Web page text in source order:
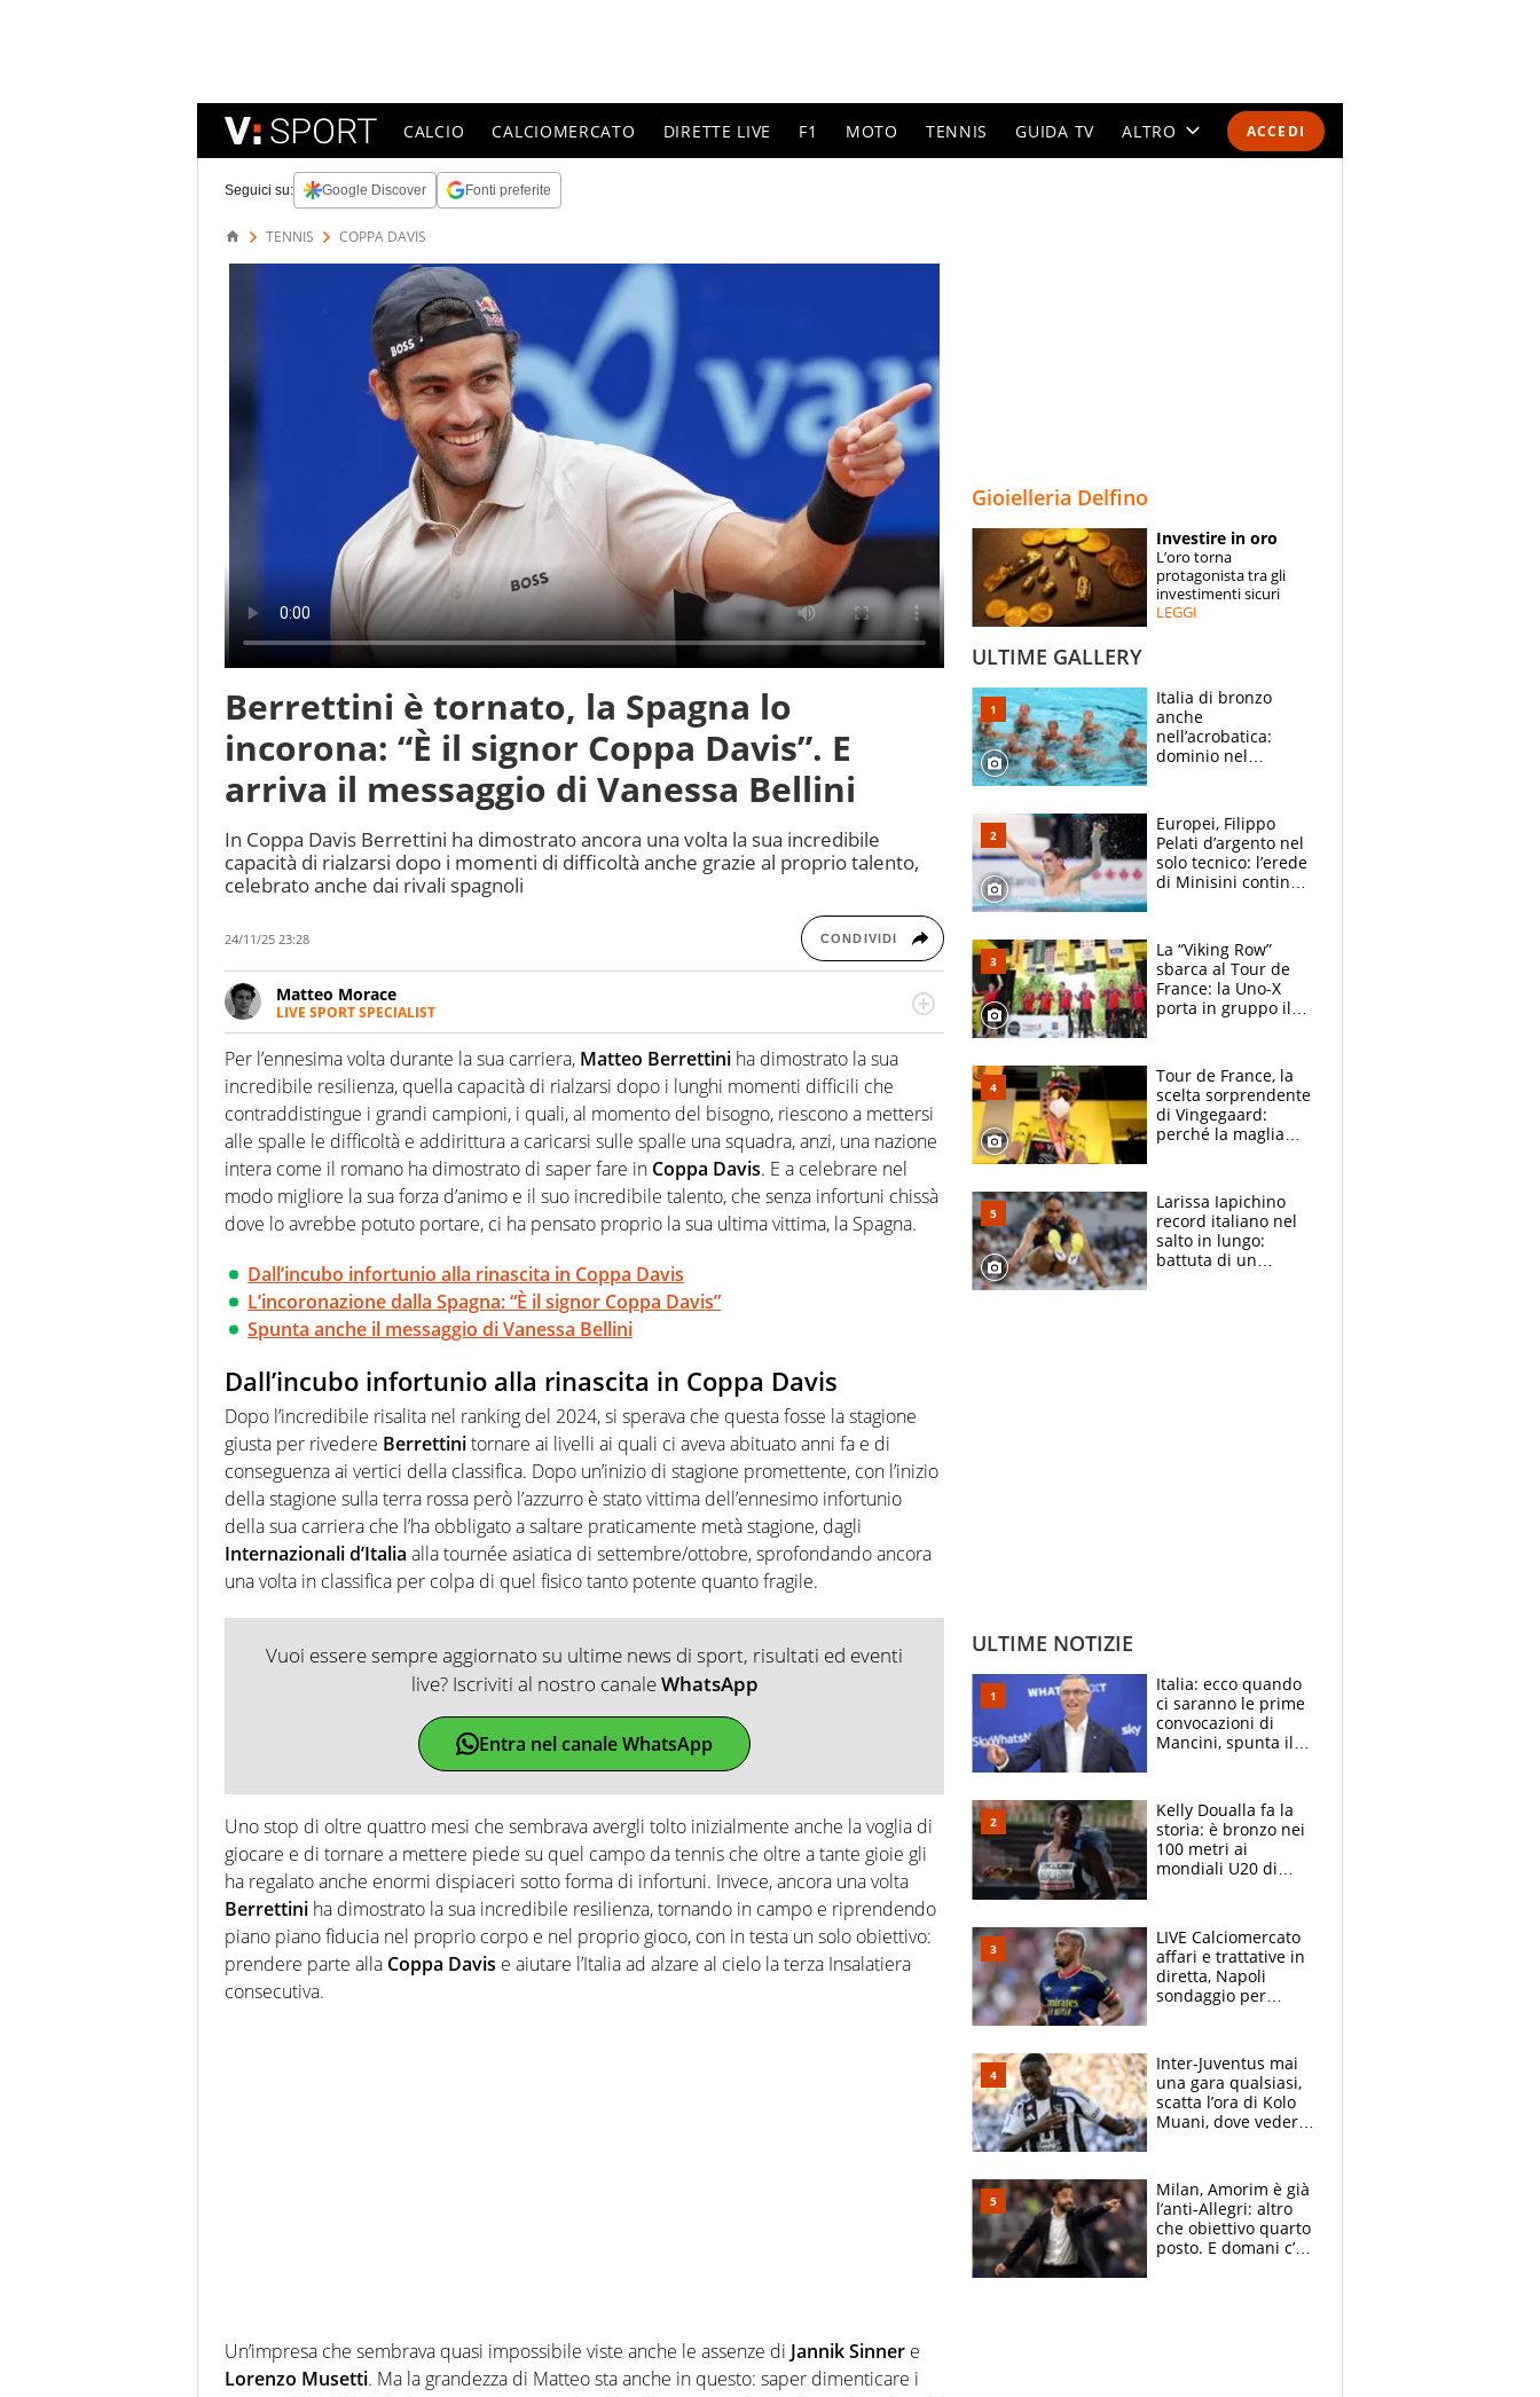
ACCEDI
CALCIO CALCIOMERCATO DIRETTE LIVE F1 MOTO TENNIS GUIDA TV ALTRO
SPECIALI
ESPERTI
Seguici su: Google Discover Fonti preferite
TENNIS COPPA DAVIS
Berrettini è tornato, la Spagna lo
incorona: “È il signor Coppa Davis”. E
arriva il messaggio di Vanessa Bellini
In Coppa Davis Berrettini ha dimostrato ancora una volta la sua incredibile
capacità di rialzarsi dopo i momenti di difficoltà anche grazie al proprio talento,
celebrato anche dai rivali spagnoli
24/11/25 23:28 CONDIVIDI
Matteo Morace
LIVE SPORT SPECIALIST
La multimedialità quale approccio personale e professionale. Ama raccontare lo sport
focalizzando ogni attenzione sul tempo reale: la verità della dirette non sono opinioni
ma fatti
Per l’ennesima volta durante la sua carriera, Matteo Berrettini ha dimostrato la sua
incredibile resilienza, quella capacità di rialzarsi dopo i lunghi momenti difficili che
contraddistingue i grandi campioni, i quali, al momento del bisogno, riescono a mettersi
alle spalle le difficoltà e addirittura a caricarsi sulle spalle una squadra, anzi, una nazione
intera come il romano ha dimostrato di saper fare in Coppa Davis. E a celebrare nel
modo migliore la sua forza d’animo e il suo incredibile talento, che senza infortuni chissà
dove lo avrebbe potuto portare, ci ha pensato proprio la sua ultima vittima, la Spagna.
Dall’incubo infortunio alla rinascita in Coppa Davis
L’incoronazione dalla Spagna: “È il signor Coppa Davis”
Spunta anche il messaggio di Vanessa Bellini
Dall’incubo infortunio alla rinascita in Coppa Davis
Dopo l’incredibile risalita nel ranking del 2024, si sperava che questa fosse la stagione
giusta per rivedere Berrettinitornare ai livelli ai quali ci aveva abituato anni fa e di
conseguenza ai vertici della classifica. Dopo un’inizio di stagione promettente, con l’inizio
della stagione sulla terra rossa però l’azzurro è stato vittima dell’ennesimo infortunio
della sua carriera che l’ha obbligato a saltare praticamente metà stagione, dagli
Internazionali d’Italia alla tournée asiatica di settembre/ottobre, sprofondando ancora
una volta in classifica per colpa di quel fisico tanto potente quanto fragile.
Vuoi essere sempre aggiornato su ultime news di sport, risultati ed eventi
live? Iscriviti al nostro canaleWhatsApp
Entra nel canale WhatsApp
Uno stop di oltre quattro mesi che sembrava avergli tolto inizialmente anche la voglia di
giocare e di tornare a mettere piede su quel campo da tennis che oltre a tante gioie gli
ha regalato anche enormi dispiaceri sotto forma di infortuni. Invece, ancora una volta
Berrettini ha dimostrato la sua incredibile resilienza, tornando in campo e riprendendo
piano piano fiducia nel proprio corpo e nel proprio gioco, con in testa un solo obiettivo:
prendere parte alla Coppa Davis e aiutare l’Italia ad alzare al cielo la terza Insalatiera
consecutiva.
Un’impresa che sembrava quasi impossibile viste anche le assenze di Jannik Sinner e
Lorenzo Musetti. Ma la grandezza di Matteo sta anche in questo: saper dimenticare i
Gioielleria Delfino
Investire in oro
L’oro torna
protagonista tra gli
investimenti sicuri
LEGGI
ULTIME GALLERY
Italia di bronzo
anche
nell’acrobatica:
dominio nel
e compagni
continuare
Europei, Filippo
Pelati d’argento nel
solo tecnico: l’erede
di Minisini continua
mirino
La “Viking Row”
sbarca al Tour de
France: la Uno-X
porta in gruppo il
compagni
Tour de France, la
scelta sorprendente
di Vingegaard:
perché la maglia
rischio da evitare
Larissa Iapichino
record italiano nel
salto in lungo:
battuta di un
ULTIME NOTIZIE
Italia: ecco quando
ci saranno le prime
convocazioni di
Mancini, spunta il
Kelly Doualla fa la
storia: è bronzo nei
100 metri ai
mondiali U20 di
con una gran finale"
LIVE Calciomercato
affari e trattative in
diretta, Napoli
sondaggio per
accende l'Atalanta
Inter-Juventus mai
una gara qualsiasi,
scatta l’ora di Kolo
Muani, dove vederla
Milan, Amorim è già
l’anti-Allegri: altro
che obiettivo quarto
posto. E domani c’è